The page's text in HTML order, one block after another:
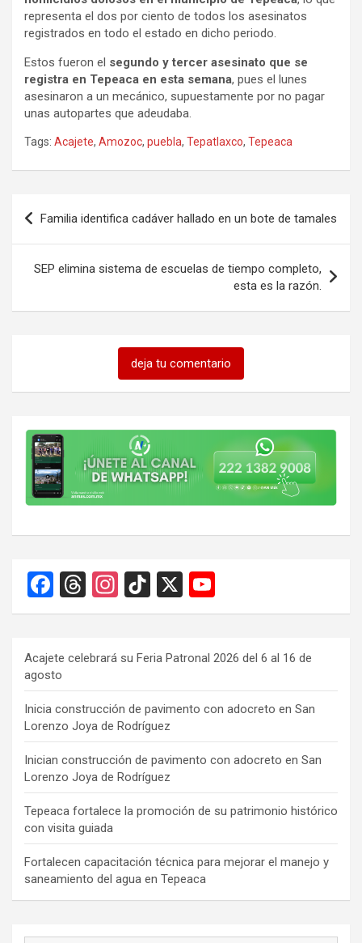
representa el dos por ciento de todos los asesinatos
registrados en todo el estado en dicho periodo.
Estos fueron el segundo y tercer asesinato que se
registra en Tepeaca en esta semana, pues el lunes
asesinaron a un mecánico, supuestamente por no pagar
unas autopartes que adeudaba.
Tags: Acajete, Amozoc, puebla, Tepatlaxco, Tepeaca
Navegación
de
entradas
Familia identifica cadáver hallado en un bote de tamales
SEP elimina sistema de escuelas de tiempo completo,
esta es la razón.
deja tu comentario
F
a
b
o
o
k
T
hr
a
d
s
In
st
gr
a
m
Ti
k
o
k
X
o
T
u
b
e
C
h
a
n
n
el
Acajete celebrará su Feria Patronal 2026 del 6 al 16 de
agosto
Inicia construcción de pavimento con adocreto en San
Lorenzo Joya de Rodríguez
Inician construcción de pavimento con adocreto en San
Lorenzo Joya de Rodríguez
Tepeaca fortalece la promoción de su patrimonio histórico
con visita guiada
Fortalecen capacitación técnica para mejorar el manejo y
saneamiento del agua en Tepeaca